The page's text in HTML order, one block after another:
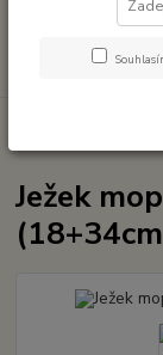
PLYŠOVÉ A
Ježek